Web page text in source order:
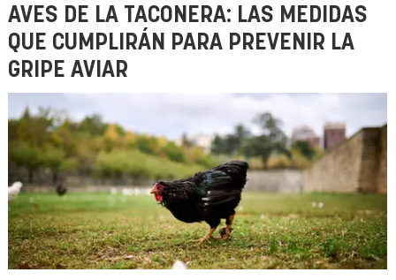
AVES DE LA TACONERA: LAS MEDIDAS
QUE CUMPLIRÁN PARA PREVENIR LA
GRIPE AVIAR